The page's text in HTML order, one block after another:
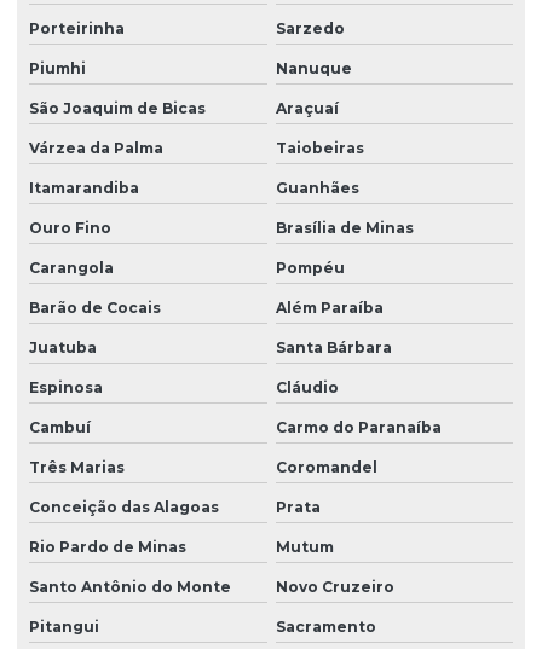
Porteirinha Sarzedo
Piumhi Nanuque
São Joaquim de Bicas Araçuaí
Várzea da Palma Taiobeiras
Itamarandiba Guanhães
Ouro Fino Brasília de Minas
Carangola Pompéu
Barão de Cocais Além Paraíba
Juatuba Santa Bárbara
Espinosa Cláudio
Cambuí Carmo do Paranaíba
Três Marias Coromandel
Conceição das Alagoas Prata
Rio Pardo de Minas Mutum
Santo Antônio do Monte Novo Cruzeiro
Pitangui Sacramento